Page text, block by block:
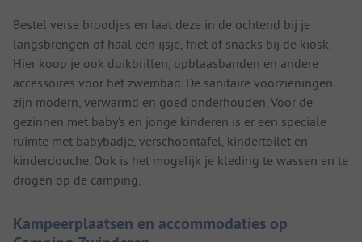
Bestel verse broodjes en laat deze in de ochtend bij je
langsbrengen of haal een ijsje, friet of snacks bij de kiosk.
Hier koop je ook duikbrillen, opblaasbanden en andere
accessoires voor het zwembad. De sanitaire voorzieningen
zijn modern, verwarmd en goed onderhouden. Voor de
gezinnen met baby’s en jonge kinderen is er een speciale
ruimte met babybadje, verschoontafel, kindertoilet en
kinderdouche. Ook is het mogelijk je kleding te wassen en te
drogen op de camping.
Kampeerplaatsen en accommodaties op